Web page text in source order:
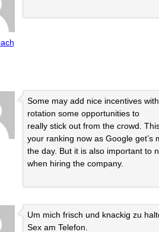
Some may add nice incentives
rotation some opportunities to
really stick out from the crowd.
your ranking now as Google get’s
the day. But it is also important to
when hiring the company.
Um mich frisch und knackig zu
Sex am Telefon.